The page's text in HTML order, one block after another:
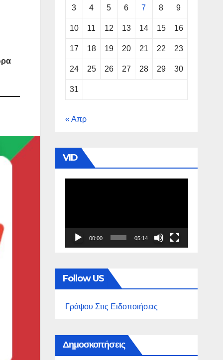
3 4 5 6 7 8 9
10 11 12 13 14 15 16
17 18 19 20 21 22 23
24 25 26 27 28 29 30
31
« Απρ
VID
00:00 05:14
Follow US
Γράψου Στις Ειδοποιήσεις
Δημοσκοπήσεις